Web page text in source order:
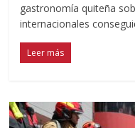
gastronomía quiteña
internacionales
Leer más